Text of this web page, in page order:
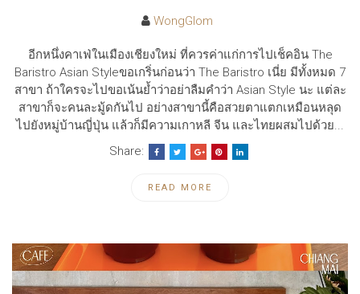
WongGlom
อีกหนึ่งคาเฟ่ในเมืองเชียงใหม่ ที่ควรค่าแก่การไปเช็คอิน The
Baristro Asian Styleขอเกริ่นก่อนว่า The Baristro เนี่ย มีทั้งหมด 7
สาขา ถ้าใครจะไปขอเน้นย้ำว่าอย่าลืมคำว่า Asian Style นะ แต่ละ
สาขาก็จะคนละมู้ดกันไป อย่างสาขานี้คือสวยตาแตกเหมือนหลุด
ไปยังหมู่บ้านญี่ปุ่น แล้วก็มีความเกาหลี จีน และไทยผสมไปด้วย...
Share:
READ MORE